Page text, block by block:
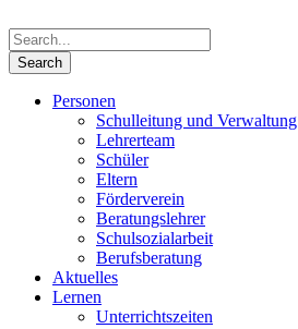
Personen
Schulleitung und Verwaltung
Lehrerteam
Schüler
Eltern
Förderverein
Beratungslehrer
Schulsozialarbeit
Berufsberatung
Aktuelles
Lernen
Unterrichtszeiten